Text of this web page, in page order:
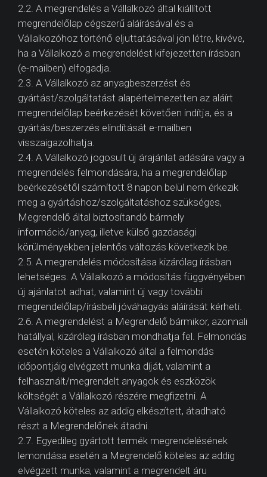
2.2. A megrendelés a Vállalkozó által kiállított
megrendelőlap cégszerű aláírásával és a
Vállalkozóhoz történő eljuttatásával jön létre, kivéve,
ha a Vállalkozó a megrendelést kifejezetten írásban
(e-mailben) elfogadja.
2.3. A Vállalkozó az anyagbeszerzést és
gyártást/szolgáltatást alapértelmezetten az aláírt
megrendelőlap beérkezését követően indítja, és a
gyártás/beszerzés elindítását e-mailben
visszaigazolhatja.
2.4. A Vállalkozó jogosult új árajánlat adására vagy a
megrendelés felmondására, ha a megrendelőlap
beérkezésétől számított 8 napon belül nem érkezik
meg a gyártáshoz/szolgáltatáshoz szükséges,
Megrendelő által biztosítandó bármely
információ/anyag, illetve külső gazdasági
körülményekben jelentős változás következik be.
2.5. A megrendelés módosítása kizárólag írásban
lehetséges. A Vállalkozó a módosítás függvényében
új ajánlatot adhat, valamint új vagy további
megrendelőlap/írásbeli jóváhagyás aláírását kérheti.
2.6. A megrendelést a Megrendelő bármikor, azonnali
hatállyal, kizárólag írásban mondhatja fel. Felmondás
esetén köteles a Vállalkozó által a felmondás
időpontjáig elvégzett munka díját, valamint a
felhasznált/megrendelt anyagok és eszközök
költségét a Vállalkozó részére megfizetni. A
Vállalkozó köteles az addig elkészített, átadható
részt a Megrendelőnek átadni.
2.7. Egyedileg gyártott termék megrendelésének
lemondása esetén a Megrendelő köteles az addig
elvégzett munka, valamint a megrendelt áru